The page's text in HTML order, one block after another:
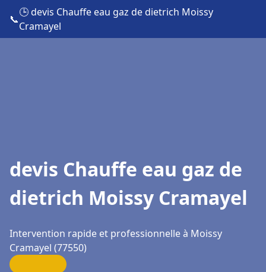
📞
🕒 devis Chauffe eau gaz de dietrich Moissy
Cramayel
devis Chauffe eau gaz de
dietrich Moissy Cramayel
Intervention rapide et professionnelle à Moissy
Cramayel (77550)